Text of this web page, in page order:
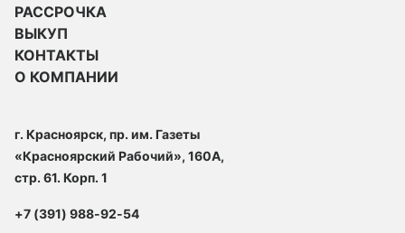
РАССРОЧКА
ВЫКУП
КОНТАКТЫ
О КОМПАНИИ
г. Красноярск, пр. им. Газеты
«Красноярский Рабочий», 160А,
стр. 61. Корп. 1
+7 (391) 988-92-54